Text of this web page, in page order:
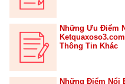
Những Ưu Điểm
Thông Tin Khác
Những Điểm Nổi